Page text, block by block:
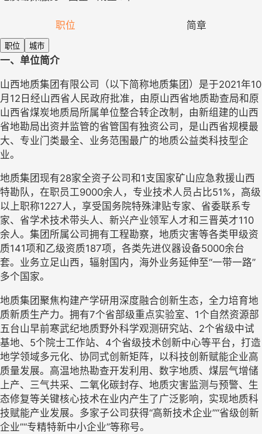
职位 简章
职位 城市
一、单位简介
山西地质集团有限公司（以下简称地质集团）是于2021年10
月12日经山西省人民政府批准，由原山西省地质勘查局和原
山西省煤炭地质局所属单位整合转企改制，由新组建的山西
省地勘局出资并监管的省管国有独资公司，是山西省规模最
大、专业门类最全、业务范围最广的地质公益类科技型企
业。
地质集团现有28家全资子公司和1支国家矿山应急救援山西
特勘队，在职员工9000余人，专业技术人员占比51%，高级
以上职称1227人，享受国务院特殊津贴专家、省委联系专
家、省学术技术带头人、新兴产业领军人才和三晋英才110
余人。集团所属公司拥有工程勘察，地质灾害等各类甲级资
质141项和乙级资质187项，各类先进仪器设备5000余台
套。业务立足山西，辐射国内，海外业务延伸至“一带一路”
多个国家。
地质集团聚焦构建产学研用深度融合创新生态，全力培育地
质新质生产力。拥有7个省部级重点实验室、1个自然资源部
五台山早前寒武纪地质野外科学观测研究站、2个省级中试
基地、5个院士工作站、4个省级技术创新中心等平台，打造
地学领域多元化、协同式创新矩阵，以科技创新赋能企业高
质量发展。高温地热勘查开发利用、数字地质、煤层气增储
上产、三气共采、二氧化碳封存、地质灾害监测与预警、生
态修复等关键核心技术在业内产生了广泛影响，实现地质科
技赋能产业发展。多家子公司获得“高新技术企业”“省级创新
企业”“专精特新中小企业”等称号。